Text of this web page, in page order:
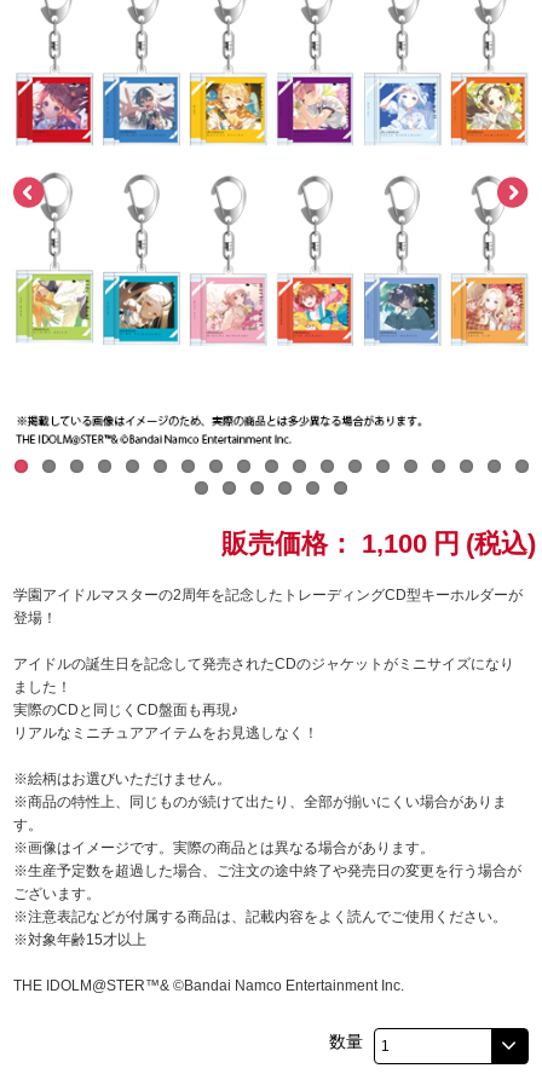
その他先行受付
プレミアム会員とは
テイルズ オブ シリーズ
電音部
太鼓の達人
ACE COMBAT
パックマン
スサノオマジック
ラブライブ！シリーズ
ラブライブ！サンシャイン‼
アイドリッシュセブン
モフモフパレード
販売価格： 1,100 円 (税込)
学園アイドルマスターの2周年を記念したトレーディングCD型キーホルダーが
登場！
アイドルの誕生日を記念して発売されたCDのジャケットがミニサイズになり
ました！
実際のCDと同じくCD盤面も再現♪
リアルなミニチュアアイテムをお見逃しなく！
※絵柄はお選びいただけません。
※商品の特性上、同じものが続けて出たり、全部が揃いにくい場合がありま
す。
※画像はイメージです。実際の商品とは異なる場合があります。
※生産予定数を超過した場合、ご注文の途中終了や発売日の変更を行う場合が
ございます。
※注意表記などが付属する商品は、記載内容をよく読んでご使用ください。
※対象年齢15才以上
THE IDOLM@STER™& ©Bandai Namco Entertainment Inc.
数量